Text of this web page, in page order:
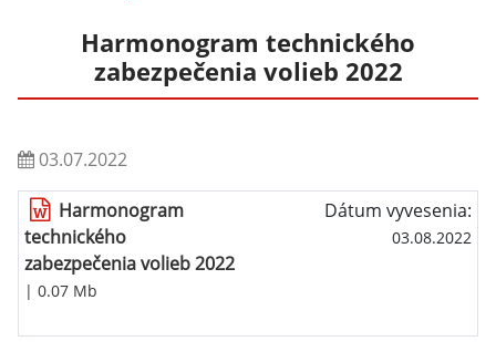
Harmonogram technického
zabezpečenia volieb 2022
03.07.2022
Harmonogram
technického
zabezpečenia volieb 2022
| 0.07 Mb
Dátum vyvesenia:
03.08.2022